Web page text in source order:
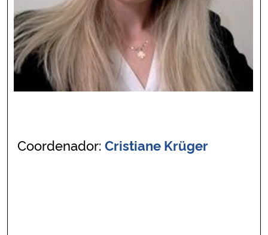
Coordenador: Cristiane Krüger